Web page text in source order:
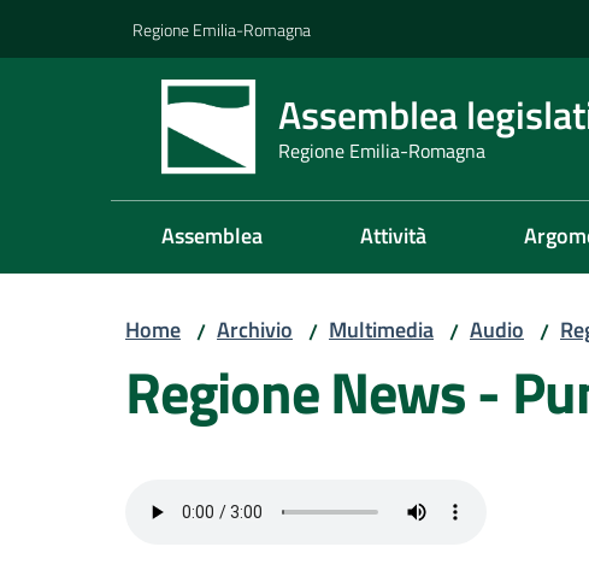
Regione Emilia-Romagna
Assemblea
Regione Emilia-Romagna
Assemblea Attività
Home / Archivio / Multimedia / Audio /
Regione News -